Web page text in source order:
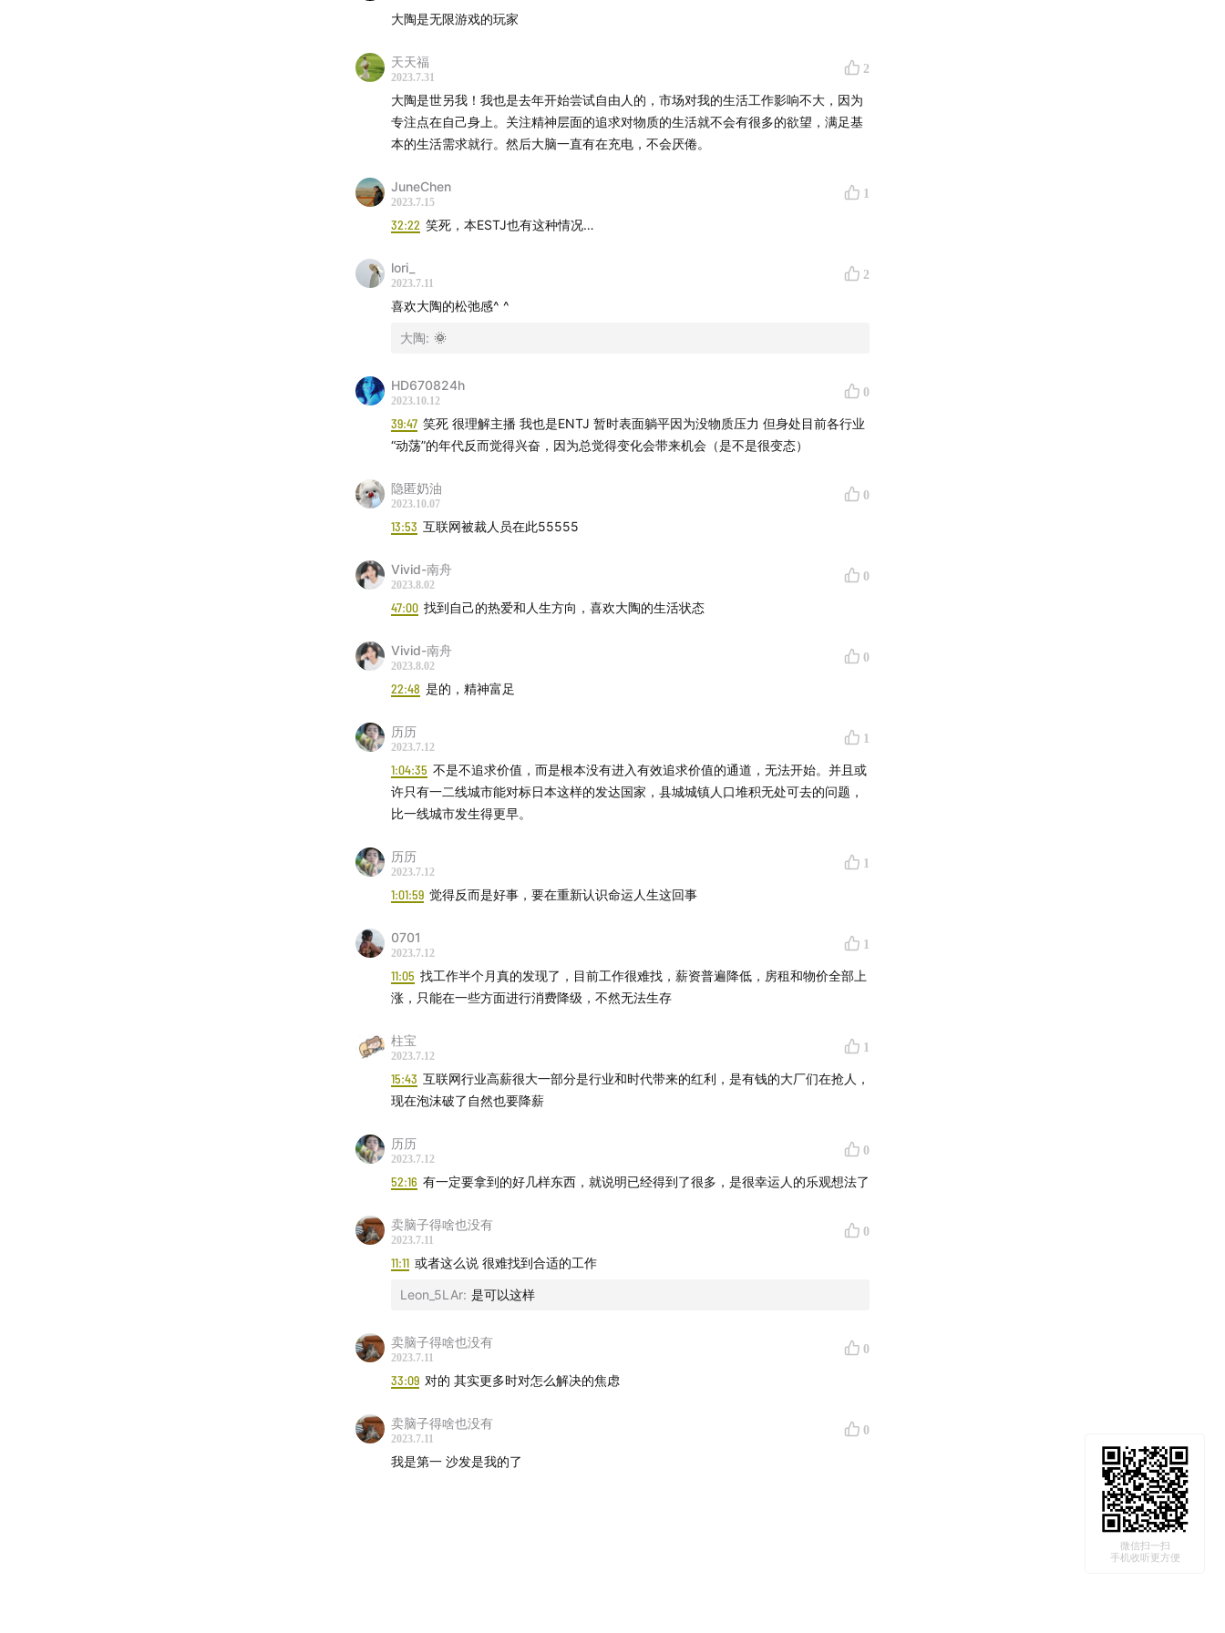
gaga host：蒋欣峰 # GQ智族 生活方式编辑
大陶是无限游戏的玩家
天天福
2023.7.31
2
大陶是世另我！我也是去年开始尝试自由人的，市场对我的生活工作影响不大，因为
专注点在自己身上。关注精神层面的追求对物质的生活就不会有很多的欲望，满足基
本的生活需求就行。然后大脑一直有在充电，不会厌倦。
JuneChen
2023.7.15
1
32:22 笑死，本ESTJ也有这种情况…
lori_
2023.7.11
2
喜欢大陶的松弛感^ ^
大陶: 🌞
HD670824h
2023.10.12
0
39:47 笑死 很理解主播 我也是ENTJ 暂时表面躺平因为没物质压力 但身处目前各行业
“动荡”的年代反而觉得兴奋，因为总觉得变化会带来机会（是不是很变态）
隐匿奶油
2023.10.07
0
13:53 互联网被裁人员在此55555
Vivid-南舟
2023.8.02
0
47:00 找到自己的热爱和人生方向，喜欢大陶的生活状态
Vivid-南舟
2023.8.02
0
22:48 是的，精神富足
历历
2023.7.12
1
1:04:35 不是不追求价值，而是根本没有进入有效追求价值的通道，无法开始。并且或
许只有一二线城市能对标日本这样的发达国家，县城城镇人口堆积无处可去的问题，
比一线城市发生得更早。
历历
2023.7.12
1
1:01:59 觉得反而是好事，要在重新认识命运人生这回事
0701
2023.7.12
1
11:05 找工作半个月真的发现了，目前工作很难找，薪资普遍降低，房租和物价全部上
涨，只能在一些方面进行消费降级，不然无法生存
柱宝
2023.7.12
1
15:43 互联网行业高薪很大一部分是行业和时代带来的红利，是有钱的大厂们在抢人，
现在泡沫破了自然也要降薪
历历
2023.7.12
0
52:16 有一定要拿到的好几样东西，就说明已经得到了很多，是很幸运人的乐观想法了
卖脑子得啥也没有
2023.7.11
0
11:11 或者这么说 很难找到合适的工作
Leon_5LAr: 是可以这样
卖脑子得啥也没有
2023.7.11
0
33:09 对的 其实更多时对怎么解决的焦虑
卖脑子得啥也没有
2023.7.11
0
我是第一 沙发是我的了
微信扫一扫
手机收听更方便